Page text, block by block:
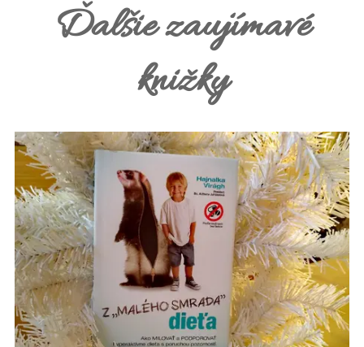
Ďalšie zaujímavé
knižky